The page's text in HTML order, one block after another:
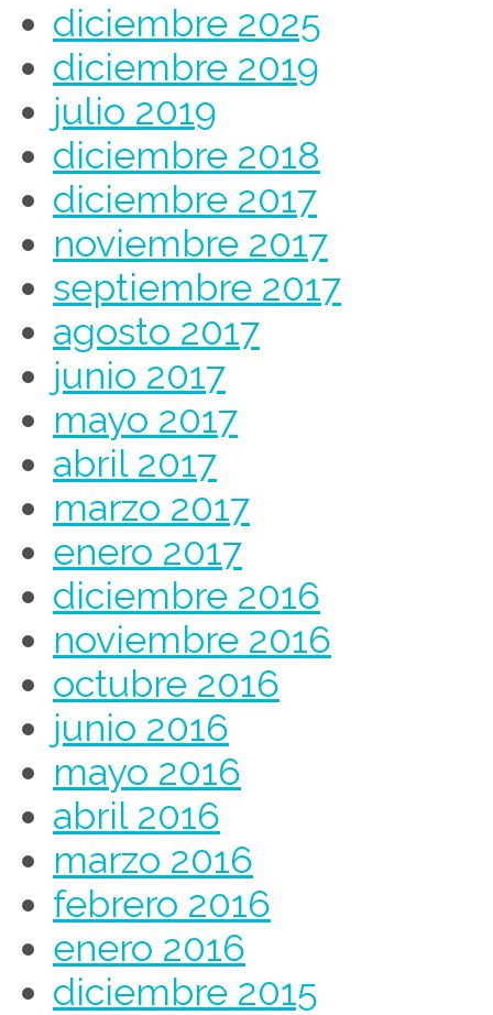
diciembre 2025
diciembre 2019
julio 2019
diciembre 2018
diciembre 2017
noviembre 2017
septiembre 2017
agosto 2017
junio 2017
mayo 2017
abril 2017
marzo 2017
enero 2017
diciembre 2016
noviembre 2016
octubre 2016
junio 2016
mayo 2016
abril 2016
marzo 2016
febrero 2016
enero 2016
diciembre 2015